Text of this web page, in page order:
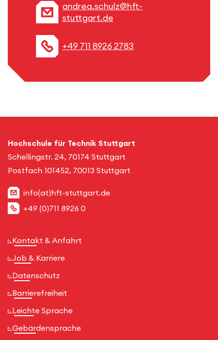
andrea.schulz@hft-
stuttgart.de
+49 711 8926 2783
Hochschule für Technik Stuttgart
Schellingstr. 24, 70174 Stuttgart
Postfach 101452, 70013 Stuttgart
info(at)hft-stuttgart.de
+49 (0)711 8926 0
Kontakt & Anfahrt
Job & Karriere
Datenschutz
Barrierefreiheit
Leichte Sprache
Gebärdensprache